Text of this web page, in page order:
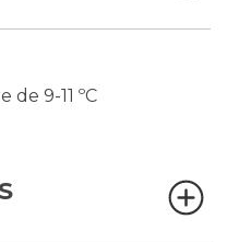
9-11 ºC